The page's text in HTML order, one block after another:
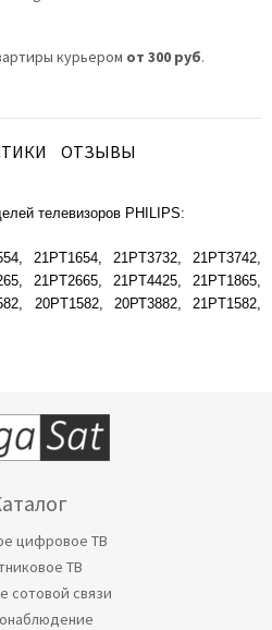
курьером от 300 руб.
ОТЗЫВЫ
телевизоров PHILIPS:
21PT1654, 21PT3732, 21PT3742,
21PT2665, 21PT4425, 21PT1865,
20PT1582, 20РТ3882, 21PT1582,
цифровое ТВ
ТВ
сотовой связи